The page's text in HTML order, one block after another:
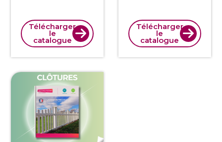
Télécharger
le
catalogue
Télécharger
le
catalogue